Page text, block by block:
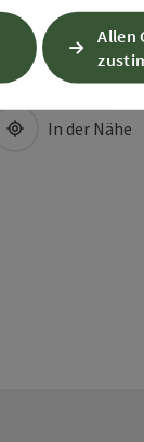
In der Nähe
Allen